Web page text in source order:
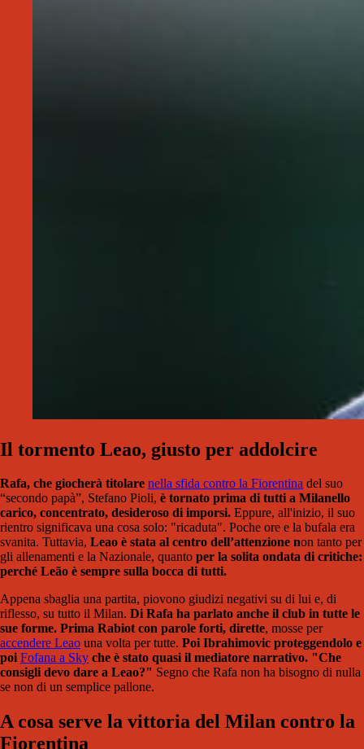
Il tormento Leao, giusto per addolcire
Rafa, che giocherà titolare nella sfida contro la Fiorentina del suo
“secondo papà”, Stefano Pioli, è tornato prima di tutti a Milanello
carico, concentrato, desideroso di imporsi. Eppure, all'inizio, il suo
rientro significava una cosa solo: "ricaduta". Poche ore e la bufala era
svanita. Tuttavia, Leao è stata al centro dell’attenzione non tanto per
gli allenamenti e la Nazionale, quanto per la solita ondata di critiche:
perché Leão è sempre sulla bocca di tutti.
Appena sbaglia una partita, piovono giudizi negativi su di lui e, di
riflesso, su tutto il Milan. Di Rafa ha parlato anche il club in tutte le
sue forme. Prima Rabiot con parole forti, dirette, mosse per
accendere Leao una volta per tutte. Poi Ibrahimovic proteggendolo e
poiFofana a Sky che è stato quasi il mediatore narrativo. "Che
consigli devo dare a Leao?" Segno che Rafa non ha bisogno di nulla
se non di un semplice pallone.
A cosa serve la vittoria del Milan contro la
Fiorentina